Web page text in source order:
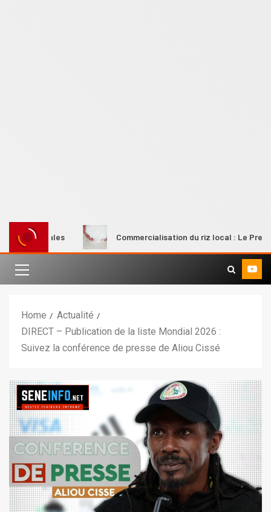
rurales Commercialisation du riz local : Le Premier
Home
Actualité
DIRECT – Publication de la liste Mondial 2026 :
Suivez la conférence de presse de Aliou Cissé